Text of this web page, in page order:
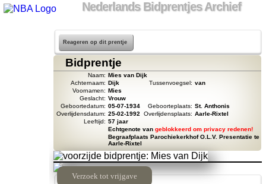
Nederlands Bidprentjes Archief
Reageren op dit prentje
Bidprentje
Naam: Mies van Dijk
Achternaam: Dijk Tussenvoegsel: van
Voornamen: Mies
Geslacht: Vrouw
Geboortedatum: 05-07-1934 Geboorteplaats: St. Anthonis
Overlijdensdatum: 25-02-1992 Overlijdensplaats: Aarle-Rixtel
Leeftijd: 57 jaar
Echtgenote vangeblokkeerd om privacy redenen!
Begraafplaats Parochiekerkhof O.L.V. Presentatie te
Aarle-Rixtel
Verzoek tot vrijgave